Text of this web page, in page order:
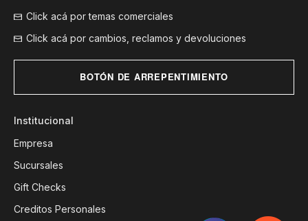
Institucional
Empresa
Sucursales
Gift Checks
Creditos Personales
Click acá por temas comerciales
Click acá por cambios, reclamos y devoluciones
BOTÓN DE ARREPENTIMIENTO